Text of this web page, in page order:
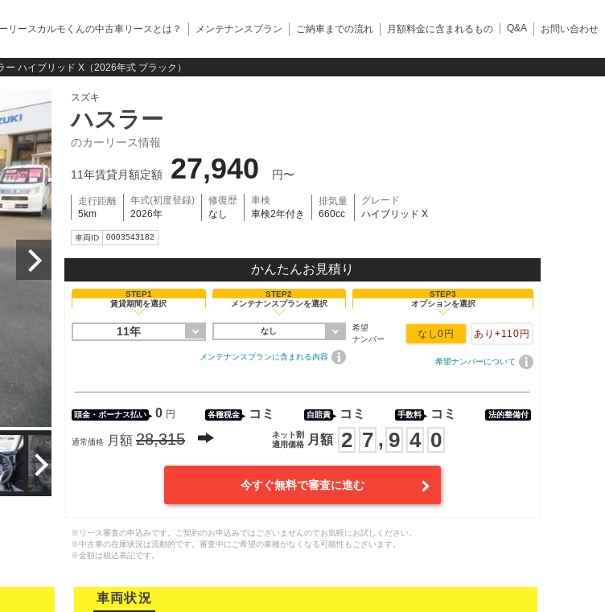
リースカルモくんの中古車リースとは？ メンテナンスプラン ご納車までの流れ 月額料金に含まれるもの Q&A お問い合わせ
ー ハイブリッド X（2026年式 ブラック）
スズキ
ハスラー
のカーリース情報
11年賃貸月額定額 27,940 円〜
走行距離
5km
年式(初度登録)
2026年
修復歴
なし
車検
車検2年付き
排気量
660cc
グレード
ハイブリッド X
車両ID 0003543182
かんたんお見積り
STEP1
賃貸期間を選択
11年
STEP2
メンテナンスプランを選択
なし
メンテナンスプランに含まれる内容
STEP3
オプションを選択
希望
ナンバー
なし0円 あり +110円
希望ナンバーについて
頭金・ボーナス払い 0 円 各種税金 コミ 自賠責 コミ 手数料 コミ 法的整備付
通常価格 月額 28,315
ネット割
適用価格
月額 2 7 , 9 4 0
今すぐ無料で審査に進む
※リース審査の申込みです。ご契約のお申込みではございませんのでお気軽にお試しください。
※中古車の在庫状況は流動的です。審査中にご希望の車種がなくなる可能性もございます。
※金額は税込表記です。
車両状況